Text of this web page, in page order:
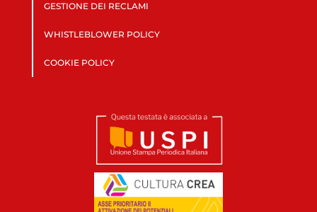
GESTIONE DEI RECLAMI
WHISTLEBLOWER POLICY
COOKIE POLICY